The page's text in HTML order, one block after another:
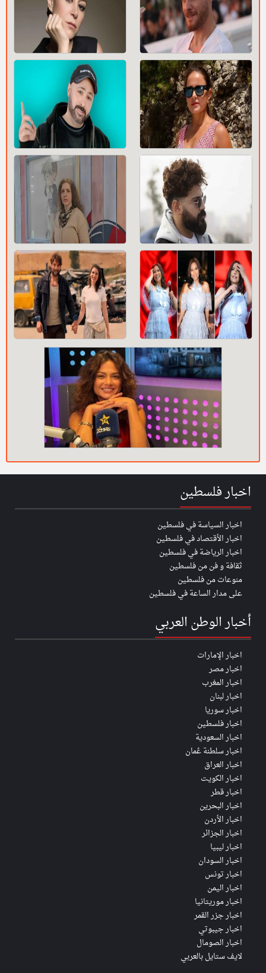
اخبار فلسطين
اخبار السياسة في فلسطين
اخبار الأقتصاد في فلسطين
اخبار الرياضة في فلسطين
ثقافة و فن من فلسطين
منوعات من فلسطين
على مدار الساعة في فلسطين
أخبار الوطن العربي
اخبار الإمارات
اخبار مصر
اخبار المغرب
اخبار لبنان
اخبار سوريا
اخبار فلسطين
اخبار السعودية
اخبار سلطنة عُمان
اخبار العراق
اخبار الكويت
اخبار قطر
اخبار البحرين
اخبار الأردن
اخبار الجزائر
اخبار ليبيا
اخبار السودان
اخبار تونس
اخبار اليمن
اخبار موريتانيا
اخبار جزر القمر
اخبار جيبوتي
اخبار الصومال
لايف ستايل بالعربي